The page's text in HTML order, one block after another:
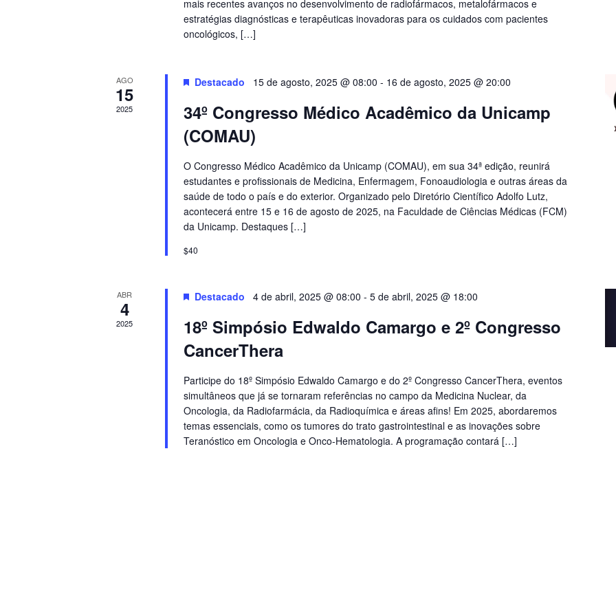
mais recentes avanços no desenvolvimento de radiofármacos, metalofármacos e
estratégias diagnósticas e terapêuticas inovadoras para os cuidados com pacientes
oncológicos, […]
AGO
15
2025
Destacado 15 de agosto, 2025 @ 08:00 - 16 de agosto, 2025 @ 20:00
34º Congresso Médico Acadêmico da Unicamp
(COMAU)
O Congresso Médico Acadêmico da Unicamp (COMAU), em sua 34ª edição, reunirá
estudantes e profissionais de Medicina, Enfermagem, Fonoaudiologia e outras áreas da
saúde de todo o país e do exterior. Organizado pelo Diretório Científico Adolfo Lutz,
acontecerá entre 15 e 16 de agosto de 2025, na Faculdade de Ciências Médicas (FCM)
da Unicamp. Destaques […]
$40
ABR
4
2025
Destacado 4 de abril, 2025 @ 08:00 - 5 de abril, 2025 @ 18:00
18º Simpósio Edwaldo Camargo e 2º Congresso
CancerThera
Participe do 18º Simpósio Edwaldo Camargo e do 2º Congresso CancerThera, eventos
simultâneos que já se tornaram referências no campo da Medicina Nuclear, da
Oncologia, da Radiofarmácia, da Radioquímica e áreas afins! Em 2025, abordaremos
temas essenciais, como os tumores do trato gastrointestinal e as inovações sobre
Teranóstico em Oncologia e Onco-Hematologia. A programação contará […]